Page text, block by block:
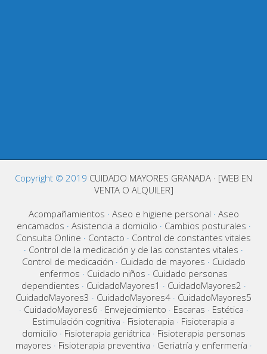
Copyright © 2019 CUIDADO MAYORES GRANADA · [WEB EN
VENTA O ALQUILER]
Acompañamientos · Aseo e higiene personal · Aseo
encamados · Asistencia a domicilio · Cambios posturales ·
Consulta Online · Contacto · Control de constantes vitales
· Control de la medicación y de las constantes vitales ·
Control de medicación · Cuidado de mayores · Cuidado
enfermos · Cuidado niños · Cuidado personas
dependientes · CuidadoMayores1 · CuidadoMayores2 ·
CuidadoMayores3 · CuidadoMayores4 · CuidadoMayores5
· CuidadoMayores6 · Envejecimiento · Escaras · Estética ·
Estimulación cognitiva · Fisioterapia · Fisioterapia a
domicilio · Fisioterapia geriátrica · Fisioterapia personas
mayores · Fisioterapia preventiva · Geriatría y enfermería ·